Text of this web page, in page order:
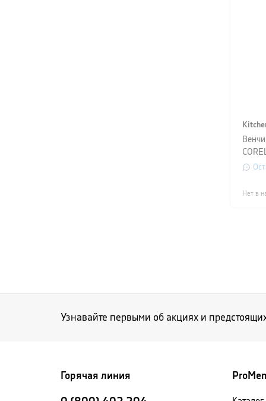
Нет в
Узнавайте первыми об акциях и
Горячая линия